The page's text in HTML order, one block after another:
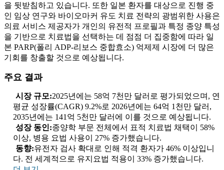
을 뒷받침하고 있습니다. 또한 일본 환자를 대상으로 진행 중
인 임상 연구와 바이오마커 유도 치료 전략의 광범위한 사용은
의료 서비스 제공자가 개인의 유전적 프로필과 특정 종양 특성
을 기반으로 치료법을 선택하는 데 점점 더 집중함에 따라 일
본 PARP(폴리 ADP-리보스 중합효소) 억제제 시장에 더 많은
기회를 창출할 것으로 예상됩니다.
주요 결과
시장 규모:2025년에는 58억 7천만 달러로 평가되었으며, 연
평균 성장률(CAGR) 9.2%로 2026년에는 64억 1천만 달러,
2035년에는 141억 5천만 달러에 이를 것으로 예상됩니다.
성장 동인:종양학 부문 전체에서 표적 치료법 채택이 58%
이상, 병용 요법 사용이 27% 증가했습니다.
동향:유전자 검사 확대로 인해 적격 환자가 46% 이상입니
다. 전 세계적으로 유지요법 적용이 33% 증가했습니다.